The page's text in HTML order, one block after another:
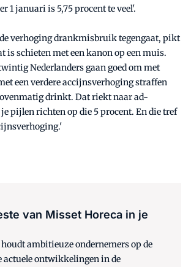
1 januari is 5,75 procent te veel'.
verhoging drankmisbruik tegengaat, pikt
is schieten met een kanon op een muis.
Nederlanders gaan goed om met
een verdere accijnsverhoging straffen
drinkt. Dat riekt naar ad-
je pijlen richten op die 5 procent. En die tref
van Misset Horeca in je
ambitieuze ondernemers op de
actuele ontwikkelingen in de